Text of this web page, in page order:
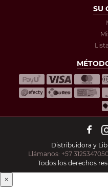
SU
Distribuidora y
Llámanos: +57
Todos los derechos
×